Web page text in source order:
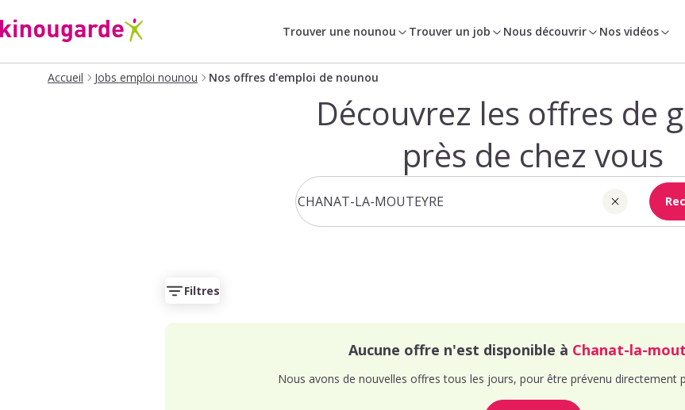
Trouver une nounou Trouver un job Nous découvrir Nos vidéos
Accueil Jobs emploi nounou Nos offres d'emploi de nounou
Découvrez les offres de
près de chez vous
Filtres
Aucune offre n'est disponible à Chanat-la-
Nous avons de nouvelles offres tous les jours, pour être prévenu directement